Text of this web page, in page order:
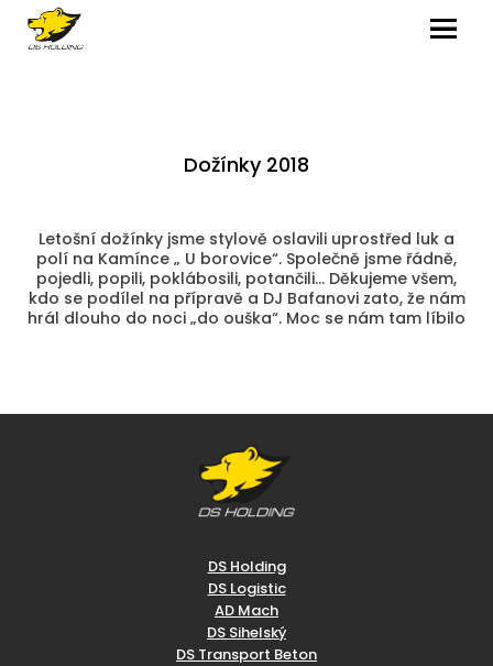
MENU
Dožínky 2018
Letošní dožínky jsme stylově oslavili uprostřed luk a
polí na Kamínce „ U borovice“. Společně jsme řádně,
pojedli, popili, poklábosili, potančili… Děkujeme všem,
kdo se podílel na přípravě a DJ Bafanovi zato, že nám
hrál dlouho do noci „do ouška“. Moc se nám tam líbilo
DS Holding
DS Logistic
AD Mach
DS Sihelský
DS Transport Beton